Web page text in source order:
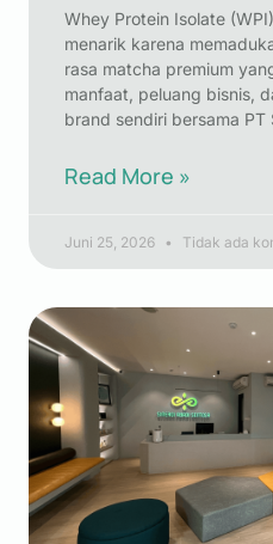
Whey Protein Isolate
menarik karena
rasa matcha premium
manfaat, peluang bisnis,
brand sendiri bersama PT
Read More »
Juni 25, 2026 Tidak ada